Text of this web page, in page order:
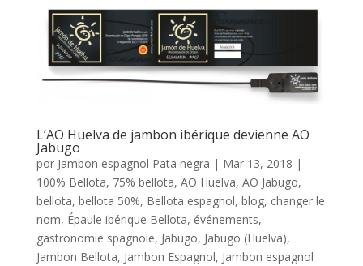
L’AO Huelva de jambon ibérique devienne AO
Jabugo
por Jambon espagnol Pata negra | Mar 13, 2018 |
100% Bellota, 75% bellota, AO Huelva, AO Jabugo,
bellota, bellota 50%, Bellota espagnol, blog, changer le
nom, Épaule ibérique Bellota, événements,
gastronomie spagnole, Jabugo, Jabugo (Huelva),
Jambon Bellota, Jambon Espagnol, Jambon espagnol